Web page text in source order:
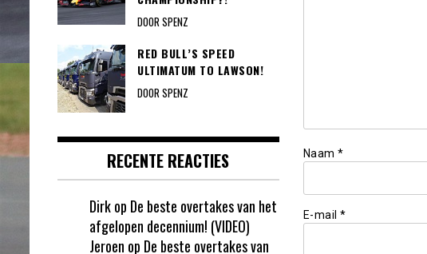
Naam *
E-mail *
DOOR SPENZ
RED BULL’S SPEED
ULTIMATUM TO LAWSON!
DOOR SPENZ
RECENTE REACTIES
Dirkop De beste overtakes van het
afgelopen decennium! (VIDEO)
Jeroen op De beste overtakes van